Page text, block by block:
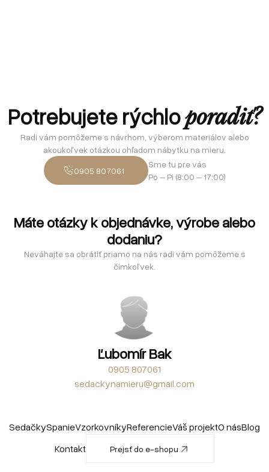
Potrebujete rýchloporadiť?
Radi vám pomôžeme s návrhom, výberom materiálov alebo
akoukoľvek otázkou ohľadom nábytku na mieru.
0905 807061
Sme tu pre vás
Po – Pi (8:00 – 17:00)
Máte otázky k objednávke, výrobe alebo
dodaniu?
Neváhajte sa obrátiť priamo na nás radi vám pomôžeme s
čímkoľvek.
Ľubomír Bak
0905 807061
sedackynamieru@gmail.com
SedačkySpanieVzorkovníkyReferencieVáš projektO násBlog
Kontakt
Prejsť do e-shopu